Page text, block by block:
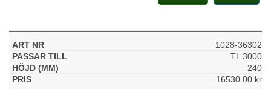
1028-36302
TL 3000
240
16530.00 kr